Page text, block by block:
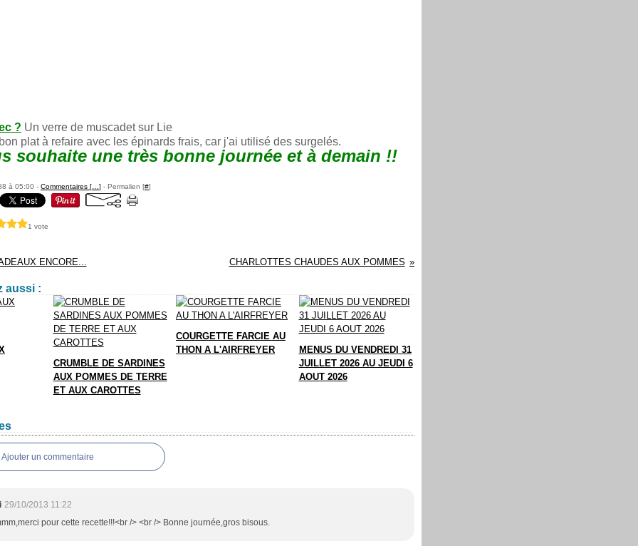
? Un verre de muscadet sur Lie
plat à refaire avec les épinards frais, car j'ai utilisé des surgelés.
souhaite une très bonne journée et à demain !!
à 05:00 - Commentaires [ ] - Permalien [#]
1 vote
ENCORE... CHARLOTTES CHAUDES AUX POMMES
aussi :
CRUMBLE DE SARDINES
AUX POMMES DE TERRE
ET AUX CAROTTES
COURGETTE FARCIE AU
THON A L'AIRFREYER
MENUS DU VENDREDI 31
JUILLET 2026 AU JEUDI 6
AOUT 2026
Ajouter un commentaire
29/10/2013 11:22
pour cette recette!!!<br /> <br /> Bonne journée,gros bisous.